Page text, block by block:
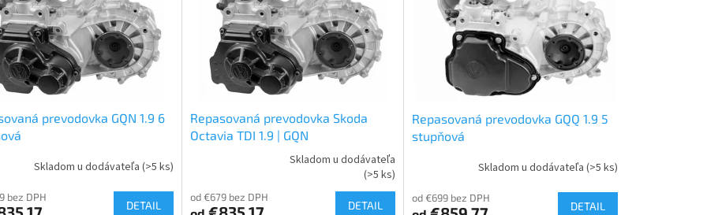
prevodovka GQN 1.9 6
Skladom u dodávateľa (>5 ks)
bez DPH
DETAIL
Repasovaná prevodovka Skoda
Octavia TDI 1.9 | GQN
produktu
Skladom u dodávateľa
(>5 ks)
od €679 bez DPH
DETAIL
Repasovaná prevodovka GQQ 1.9 5
stupňová
Skladom u dodávateľa (>5 ks)
od €699 bez DPH
DETAIL